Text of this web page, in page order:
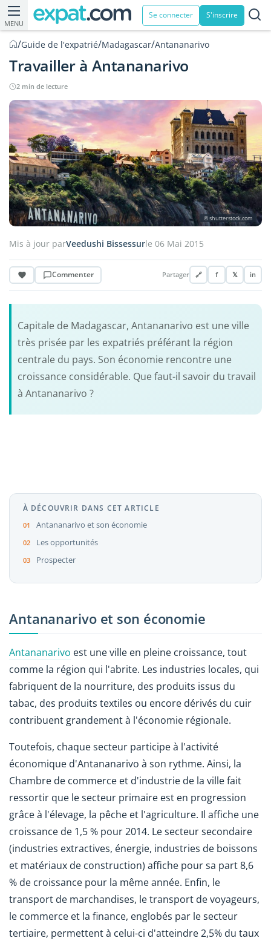
MENU
Se connecter S'inscrire
/Guide de l'expatrié/Madagascar/Antananarivo
Travailler à Antananarivo
2 min de lecture
© shutterstock.com
Mis à jour parVeedushi Bissessurle 06 Mai 2015
Commenter Partager 🔗 f 𝕏 in
Capitale de Madagascar, Antananarivo est une ville
très prisée par les expatriés préférant la région
centrale du pays. Son économie rencontre une
croissance considérable. Que faut-il savoir du travail
à Antananarivo ?
À DÉCOUVRIR DANS CET ARTICLE
Antananarivo et son économie
Les opportunités
Prospecter
Antananarivo et son économie
Antananarivo est une ville en pleine croissance, tout
comme la région qui l'abrite. Les industries locales, qui
fabriquent de la nourriture, des produits issus du
tabac, des produits textiles ou encore dérivés du cuir
contribuent grandement à l'économie régionale.
Toutefois, chaque secteur participe à l'activité
économique d'Antananarivo à son rythme. Ainsi, la
Chambre de commerce et d'industrie de la ville fait
ressortir que le secteur primaire est en progression
grâce à l'élevage, la pêche et l'agriculture. Il affiche une
croissance de 1,5 % pour 2014. Le secteur secondaire
(industries extractives, énergie, industries de boissons
et matériaux de construction) affiche pour sa part 8,6
% de croissance pour la même année. Enfin, le
transport de marchandises, le transport de voyageurs,
le commerce et la finance, englobés par le secteur
tertiaire, permettent à celui-ci d'atteindre 2,5% du taux